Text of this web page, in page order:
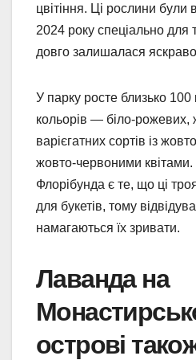
цвітіння. Ці рослини були
2024 року спеціально для
довго залишалася
У парку росте близько 100
кольорів — біло-рожевих,
варієгатних сортів із
жовто-червоними
Флорібунда є те, що ці
для букетів, тому
намагаються їх зривати.
Лаванда на
острові